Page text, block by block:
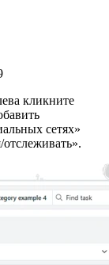
кликните
сетях»